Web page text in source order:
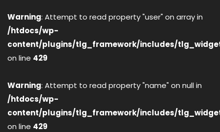
Warning: Attempt to read property "user" on array in
/htdocs/wp-
content/plugins/tlg_framework/includes/
on line 429
Warning: Attempt to read property "name" on null in
/htdocs/wp-
content/plugins/tlg_framework/includes/
on line 429